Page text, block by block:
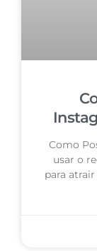
Como
usar o
para